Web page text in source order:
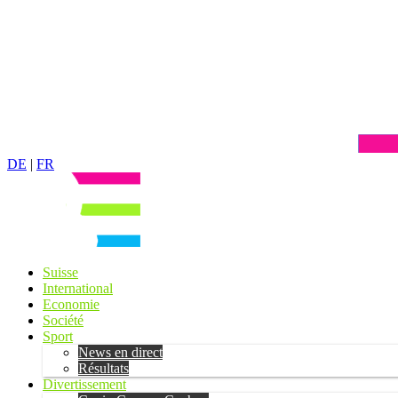
DE | FR
Suisse
International
Economie
Société
Sport
News en direct
Résultats
Divertissement